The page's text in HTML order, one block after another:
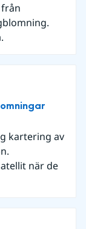
kartering av
när de